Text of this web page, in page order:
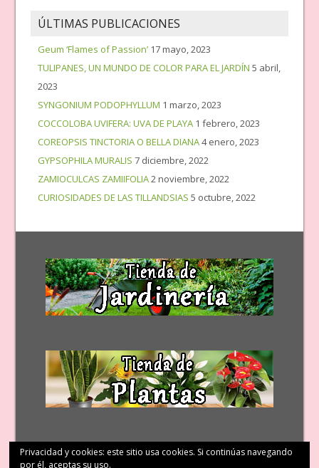
ÚLTIMAS PUBLICACIONES
Geum ‘Flames of Passion’ 17 mayo, 2023
TULIPANES, UN MUNDO DE COLOR PARA EL JARDÍN 5 abril,
2023
SYNGONIUM PODOPHYLLUM 1 marzo, 2023
COCCOLOBA UVIFERA: UVA DE PLAYA 1 febrero, 2023
COREOPSIS TINCTORIA O BELLA DIANA4 enero, 2023
GYPSOPHILA MURALIS 7 diciembre, 2022
ZAMIOCULCAS ZAMIIFOLIA2 noviembre, 2022
CURIOSIDADES DE LAS TILLANDSIAS 5 octubre, 2022
Privacidad y cookies: este sitio usa cookies. Si continúas navegando
por él, aceptas su uso.